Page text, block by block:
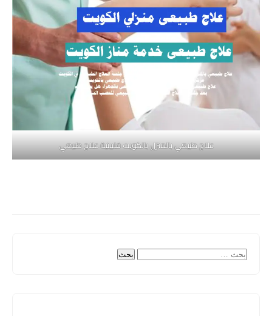
علاج طبيعي بالمنزل بالكويت فلبينية علاج طبيعي
البحث